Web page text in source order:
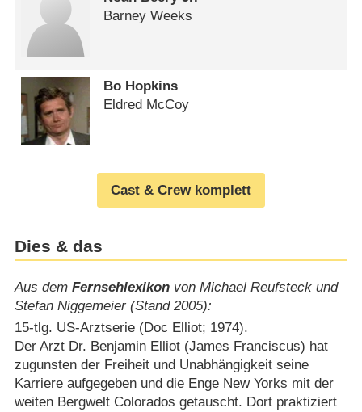
Barney Weeks
Bo Hopkins
Eldred McCoy
Cast & Crew komplett
Dies & das
Aus dem Fernsehlexikonvon Michael Reufsteck und
Stefan Niggemeier (Stand 2005):
15-tlg. US-Arztserie (Doc Elliot; 1974).
Der Arzt Dr. Benjamin Elliot (James Franciscus) hat
zugunsten der Freiheit und Unabhängigkeit seine
Karriere aufgegeben und die Enge New Yorks mit der
weiten Bergwelt Colorados getauscht. Dort praktiziert